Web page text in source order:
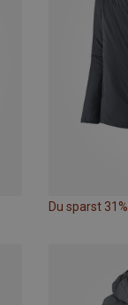
Du sparst 31%